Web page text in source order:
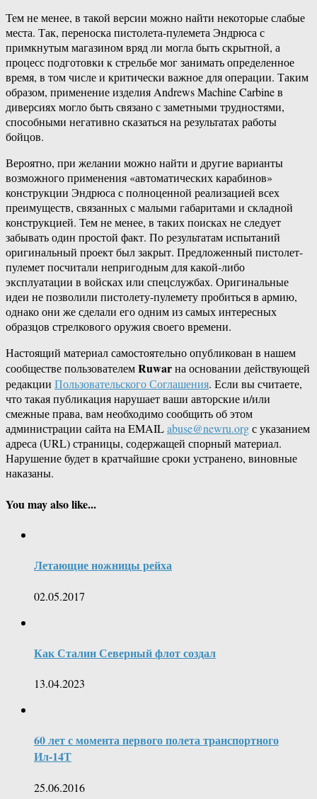
Тем не менее, в такой версии можно найти некоторые слабые
места. Так, переноска пистолета-пулемета Эндрюса с
примкнутым магазином вряд ли могла быть скрытной, а
процесс подготовки к стрельбе мог занимать определенное
время, в том числе и критически важное для операции. Таким
образом, применение изделия Andrews Machine Carbine в
диверсиях могло быть связано с заметными трудностями,
способными негативно сказаться на результатах работы
бойцов.
Вероятно, при желании можно найти и другие варианты
возможного применения «автоматических карабинов»
конструкции Эндрюса с полноценной реализацией всех
преимуществ, связанных с малыми габаритами и складной
конструкцией. Тем не менее, в таких поисках не следует
забывать один простой факт. По результатам испытаний
оригинальный проект был закрыт. Предложенный пистолет-
пулемет посчитали непригодным для какой-либо
эксплуатации в войсках или спецслужбах. Оригинальные
идеи не позволили пистолету-пулемету пробиться в армию,
однако они же сделали его одним из самых интересных
образцов стрелкового оружия своего времени.
Настоящий материал самостоятельно опубликован в нашем
сообществе пользователемRuwarна основании действующей
редакции Пользовательского Соглашения. Если вы считаете,
что такая публикация нарушает ваши авторские и/или
смежные права, вам необходимо сообщить об этом
администрации сайта на EMAILabuse@newru.orgс указанием
адреса (URL) страницы, содержащей спорный материал.
Нарушение будет в кратчайшие сроки устранено, виновные
наказаны.
You may also like...
Летающие ножницы рейха
02.05.2017
Как Сталин Северный флот создал
13.04.2023
60 лет с момента первого полета транспортного
Ил-14Т
25.06.2016